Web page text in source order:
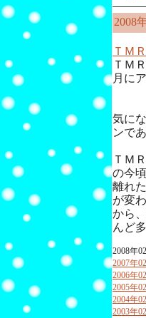
2008
ＴＭＲ
ＴＭ
月に
気に
ンで
ＴＭ
の今
離れ
が変
から
んど
2008年
2007年
2006年
2005年
2004年
2003年